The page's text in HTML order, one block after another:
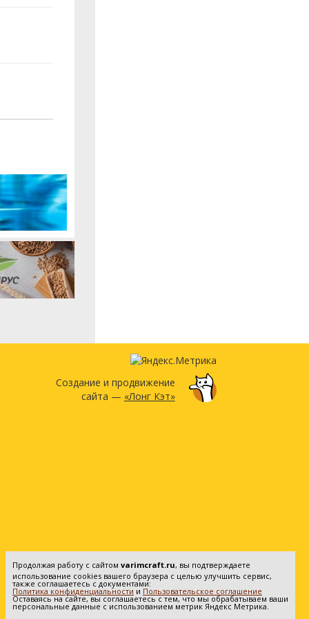
Создание и продвижение
сайта — «Лонг Кэт»
Продолжая работу с сайтом varimcraft.ru, вы подтверждаете
использование cookies вашего браузера с целью улучшить сервис,
также соглашаетесь с документами:
Политика конфиденциальности и Пользовательское соглашение
Оставаясь на сайте, вы соглашаетесь с тем, что мы обрабатываем ваши
персональные данные с использованием метрик Яндекс Метрика.